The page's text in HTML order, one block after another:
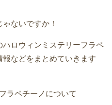
ないですか！
ロウィンミステリーフラペ
などをまとめていきます
ラペチーノについて